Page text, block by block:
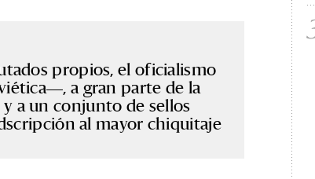
propios, el oficialismo
a gran parte de la
a un conjunto de sellos
al mayor chiquitaje